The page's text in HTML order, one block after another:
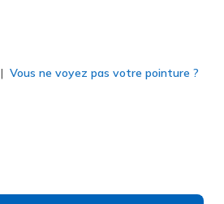
Vous ne voyez pas votre pointure ?